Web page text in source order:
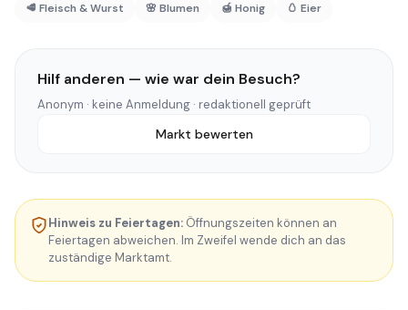
🥩 Fleisch & Wurst 🌸 Blumen 🍯 Honig 🥚 Eier
Hilf anderen — wie war dein Besuch?
Anonym · keine Anmeldung · redaktionell geprüft
Markt bewerten
Hinweis zu Feiertagen: Öffnungszeiten können an
Feiertagen abweichen. Im Zweifel wende dich an das
zuständige Marktamt.